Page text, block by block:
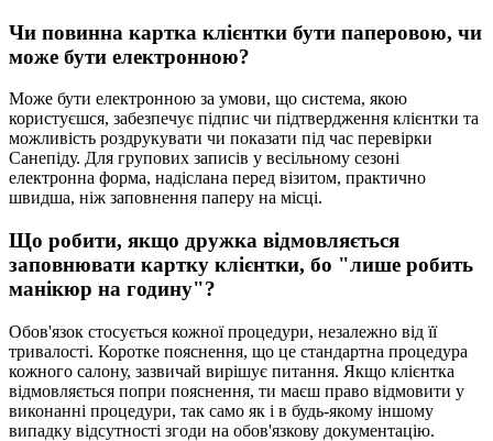
Чи повинна картка клієнтки бути паперовою, чи
може бути електронною?
Може бути електронною за умови, що система, якою
користуєшся, забезпечує підпис чи підтвердження клієнтки та
можливість роздрукувати чи показати під час перевірки
Санепіду. Для групових записів у весільному сезоні
електронна форма, надіслана перед візитом, практично
швидша, ніж заповнення паперу на місці.
Що робити, якщо дружка відмовляється
заповнювати картку клієнтки, бо "лише робить
манікюр на годину"?
Обов'язок стосується кожної процедури, незалежно від її
тривалості. Коротке пояснення, що це стандартна процедура
кожного салону, зазвичай вирішує питання. Якщо клієнтка
відмовляється попри пояснення, ти маєш право відмовити у
виконанні процедури, так само як і в будь-якому іншому
випадку відсутності згоди на обов'язкову документацію.